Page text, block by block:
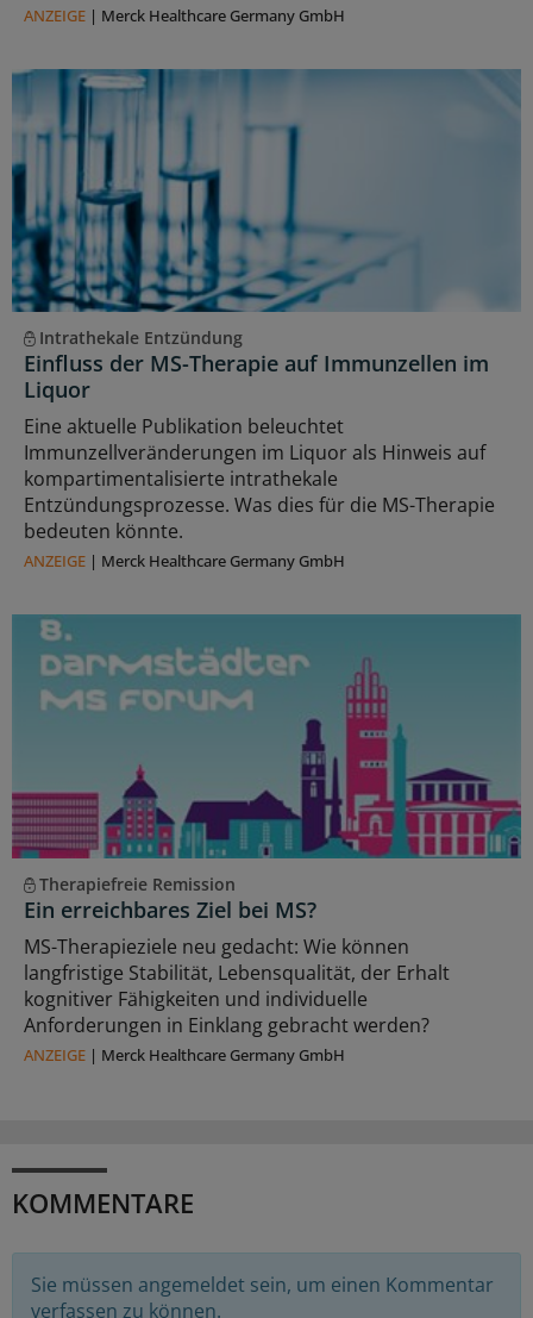
ANZEIGE | Merck Healthcare Germany GmbH
Intrathekale Entzündung
Einfluss der MS-Therapie auf Immunzellen im
Liquor
Eine aktuelle Publikation beleuchtet
Immunzellveränderungen im Liquor als Hinweis auf
kompartimentalisierte intrathekale
Entzündungsprozesse. Was dies für die MS-Therapie
bedeuten könnte.
ANZEIGE | Merck Healthcare Germany GmbH
Therapiefreie Remission
Ein erreichbares Ziel bei MS?
MS-Therapieziele neu gedacht: Wie können
langfristige Stabilität, Lebensqualität, der Erhalt
kognitiver Fähigkeiten und individuelle
Anforderungen in Einklang gebracht werden?
ANZEIGE | Merck Healthcare Germany GmbH
KOMMENTARE
Sie müssen angemeldet sein, um einen Kommentar
verfassen zu können.